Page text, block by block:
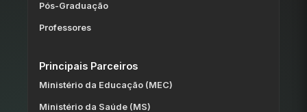
Pós-Graduação
Professores
Principais Parceiros
Ministério da Educação (MEC)
Ministério da Saúde (MS)